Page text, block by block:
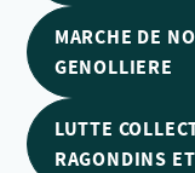
MARCHE DE
GENOLLIERE
LUTTE
RAGONDINS